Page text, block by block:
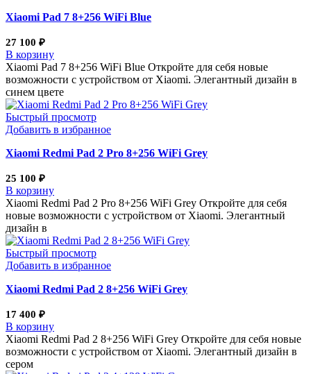
Xiaomi Pad 7 8+256 WiFi Blue
27 100 ₽
В корзину
Xiaomi Pad 7 8+256 WiFi Blue Откройте для себя новые
возможности с устройством от Xiaomi. Элегантный дизайн в
синем цвете
Быстрый просмотр
Добавить в избранное
Xiaomi Redmi Pad 2 Pro 8+256 WiFi Grey
25 100 ₽
В корзину
Xiaomi Redmi Pad 2 Pro 8+256 WiFi Grey Откройте для себя
новые возможности с устройством от Xiaomi. Элегантный
дизайн в
Быстрый просмотр
Добавить в избранное
Xiaomi Redmi Pad 2 8+256 WiFi Grey
17 400 ₽
В корзину
Xiaomi Redmi Pad 2 8+256 WiFi Grey Откройте для себя новые
возможности с устройством от Xiaomi. Элегантный дизайн в
сером